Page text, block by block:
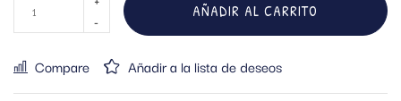
AÑADIR AL CARRITO
Compare Añadir a la lista de deseos